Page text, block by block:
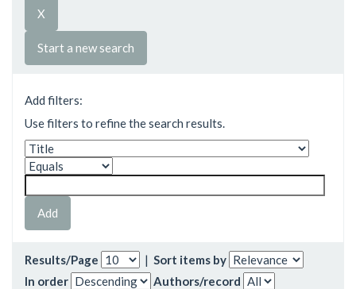
Start a new search
Add filters:
Use filters to refine the search results.
Results/Page | Sort items by
In order
Authors/record